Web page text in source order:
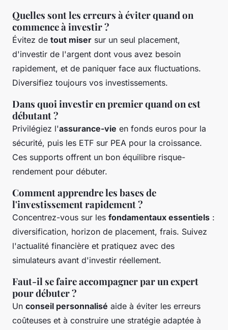
Quelles sont les erreurs à éviter quand on
commence à investir ?
Évitez de tout miser sur un seul placement,
d'investir de l'argent dont vous avez besoin
rapidement, et de paniquer face aux fluctuations.
Diversifiez toujours vos investissements.
Dans quoi investir en premier quand on est
débutant ?
Privilégiez l'assurance-vie en fonds euros pour la
sécurité, puis les ETF sur PEA pour la croissance.
Ces supports offrent un bon équilibre risque-
rendement pour débuter.
Comment apprendre les bases de
l'investissement rapidement ?
Concentrez-vous sur les fondamentaux essentiels :
diversification, horizon de placement, frais. Suivez
l'actualité financière et pratiquez avec des
simulateurs avant d'investir réellement.
Faut-il se faire accompagner par un expert
pour débuter ?
Un conseil personnalisé aide à éviter les erreurs
coûteuses et à construire une stratégie adaptée à